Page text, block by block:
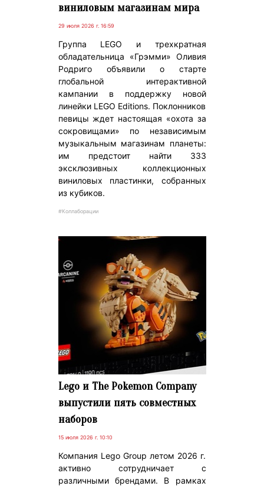
виниловым магазинам мира
29 июля 2026 г. 16:59
Группа LEGO и трехкратная
обладательница «Грэмми» Оливия
Родриго объявили о старте
глобальной интерактивной
кампании в поддержку новой
линейки LEGO Editions. Поклонников
певицы ждет настоящая «охота за
сокровищами» по независимым
музыкальным магазинам планеты:
им предстоит найти 333
эксклюзивных коллекционных
виниловых пластинки, собранных
из кубиков.
#Коллаборации
Lego и The Pokemon Company
выпустили пять совместных
наборов
15 июля 2026 г. 10:10
Компания Lego Group летом 2026 г.
активно сотрудничает с
различными брендами. В рамках